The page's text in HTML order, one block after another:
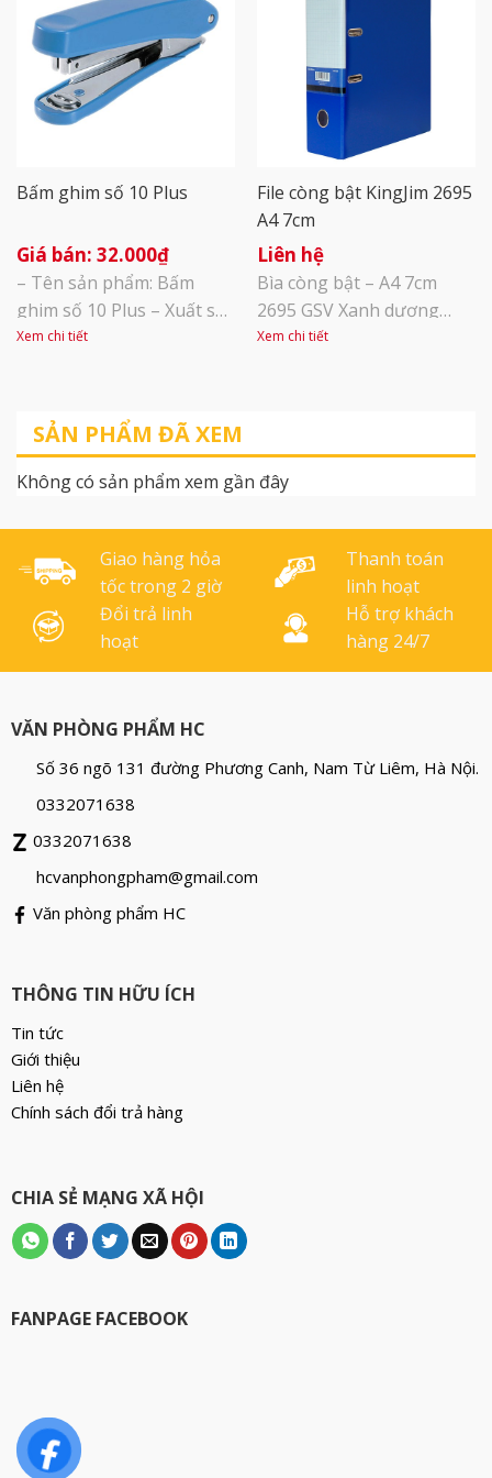
tháo ra dễ dàng
F4, A4, đến khổ nhỏ hơn
A5. Độ dày gáy 50mm cho
khả năng lưu tối đa 300 tờ
giấy, bao [...]
Bấm ghim số 10 Plus
32.000₫
– Tên sản phẩm: Bấm
ghim số 10 Plus – Xuất sứ:
Nhật Bản – Đơn vị tính:
Xem chi tiết
File còng bật KingJim 2695
A4 7cm
Liên hệ
Bìa còng bật – A4 7cm
2695 GSV Xanh dương
Kích thước A4 thông dụng
A5. Độ dày gáy 50mm cho
giấy, bao [...]
Xem chi tiết
SẢN PHẨM ĐÃ XEM
Không có sản phẩm xem gần đây
Giao hàng hỏa
tốc trong 2 giờ
Thanh toán
linh hoạt
Đổi trả linh
hoạt
Hỗ trợ khách
hàng 24/7
VĂN PHÒNG PHẨM HC
Số 36 ngõ 131 đường Phương Canh, Nam Từ Liêm, Hà Nội.
0332071638
0332071638
hcvanphongpham@gmail.com
Văn phòng phẩm HC
THÔNG TIN HỮU ÍCH
Tin tức
Giới thiệu
Liên hệ
Chính sách đổi trả hàng
CHIA SẺ MẠNG XÃ HỘI
FANPAGE FACEBOOK